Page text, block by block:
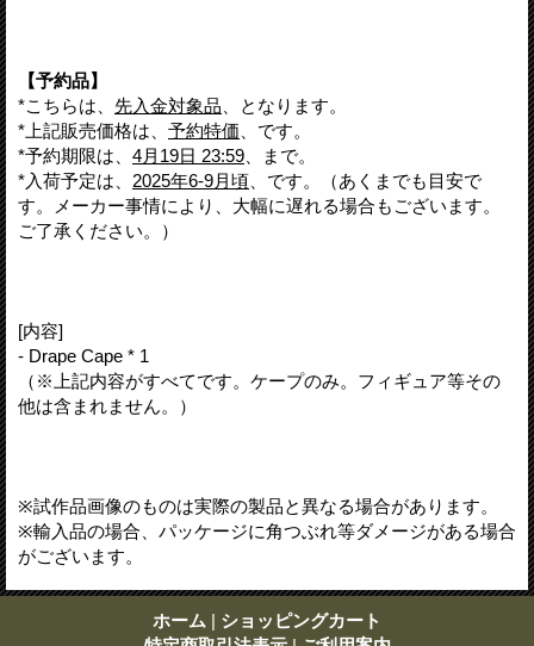
【予約品】
*こちらは、 先入金対象品 、となります。
*上記販売価格は、 予約特価 、です。
*予約期限は、 4月19日 23:59 、まで。
*入荷予定は、 2025年6-9月頃 、です。（あくまでも目安で
す。メーカー事情により、大幅に遅れる場合もございます。
ご了承ください。）
[内容]
- Drape Cape * 1
（※上記内容がすべてです。ケープのみ。フィギュア等その
他は含まれません。）
※試作品画像のものは実際の製品と異なる場合があります。
※輸入品の場合、パッケージに角つぶれ等ダメージがある場合
がございます。
ホーム | ショッピングカート